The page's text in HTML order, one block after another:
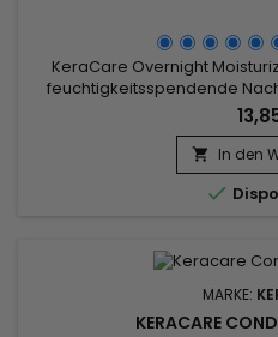
KeraCare Overnight
feuchtigkeitsspendende
Haar.&nbsp; KeraCare
und Kokosnussöl mit
erweichenden
verleiht
Feuchtigkeit.&nbsp;
 In den

MARKE:
KERACARE